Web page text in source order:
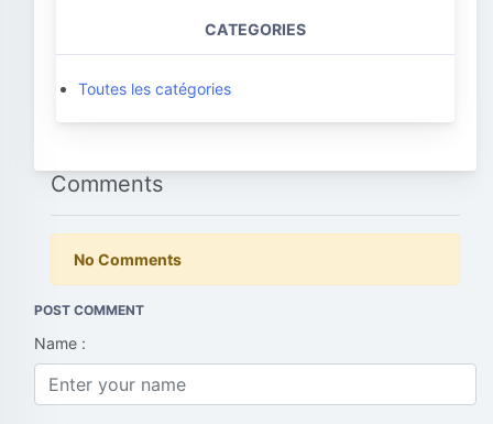
CATEGORIES
Toutes les catégories
Comments
No Comments
POST COMMENT
Name :